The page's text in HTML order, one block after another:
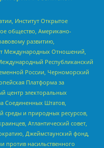
Институт Открытое
общество, Американо-
развитию,
Международных Отношений,
Международный Республиканский
России, Черноморский
Платформа за
центр электоральных
Соединенных Штатов,
и природных ресурсов,
Атлантический совет,
Джеймстаунский фонд,
против насильственного